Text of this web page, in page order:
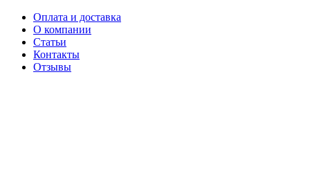
Оплата и доставка
О компании
Статьи
Контакты
Отзывы